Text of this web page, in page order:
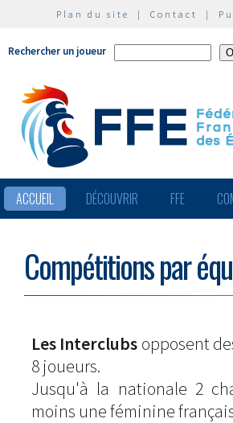
Plan du site | Contact |
Rechercher un joueur
ACCUEIL DÉCOUVRIR FFE
Compétitions par
Les Interclubs opposent
8 joueurs.
Jusqu'à la nationale 2
moins une féminine